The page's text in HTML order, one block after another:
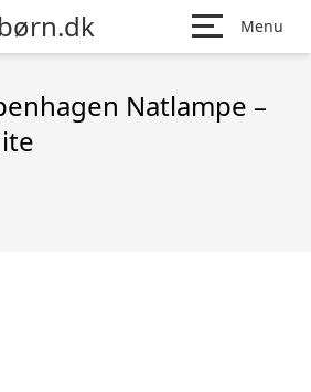
Menu
Natlampe –